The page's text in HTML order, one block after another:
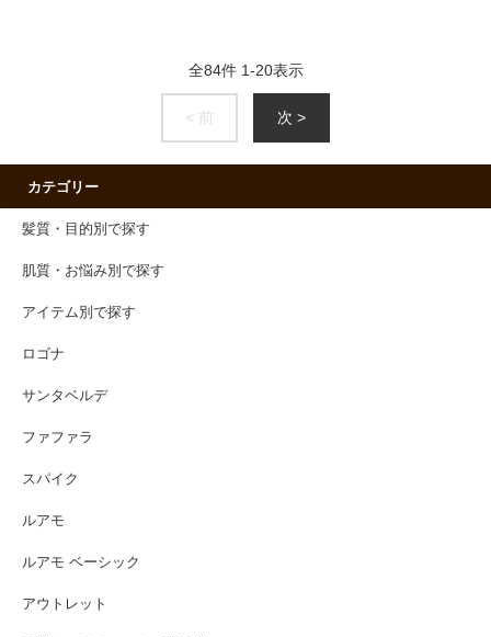
全84件 1-20表示
< 前 次 >
カテゴリー
髪質・目的別で探す
肌質・お悩み別で探す
アイテム別で探す
ロゴナ
サンタベルデ
ファファラ
スパイク
ルアモ
ルアモ ベーシック
アウトレット